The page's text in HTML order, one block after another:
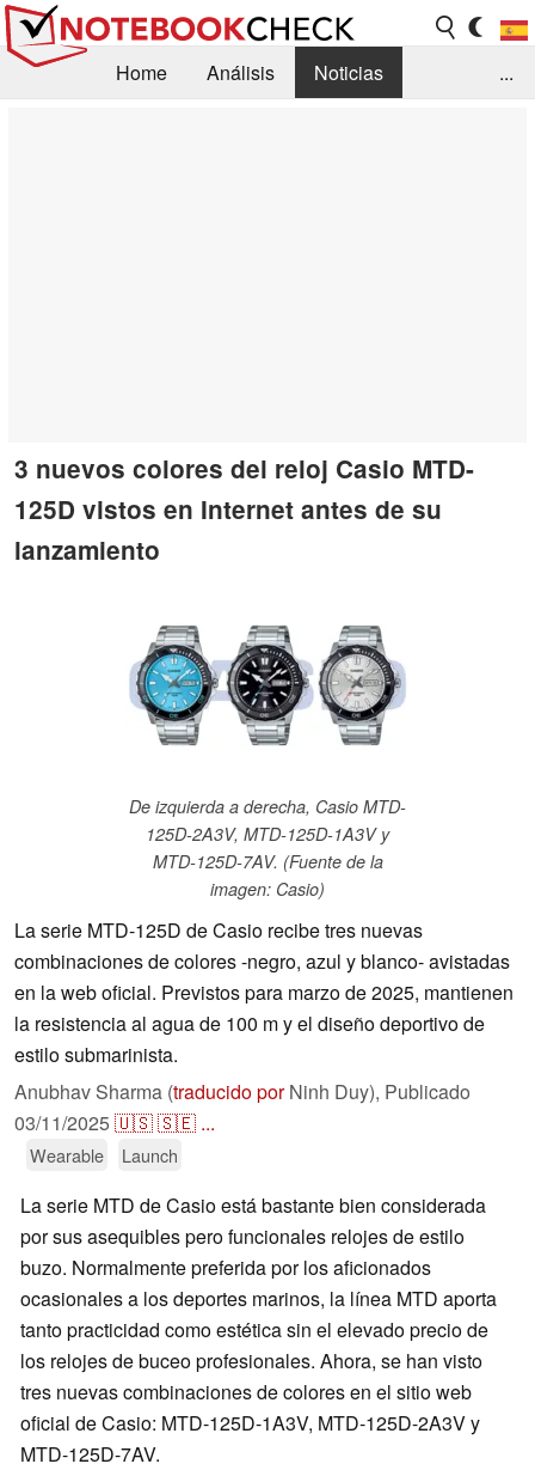
Home Análisis
Noticias
...
3 nuevos colores del reloj Casio MTD-
125D vistos en Internet antes de su
lanzamiento
De izquierda a derecha, Casio MTD-
125D-2A3V, MTD-125D-1A3V y
MTD-125D-7AV. (Fuente de la
imagen: Casio)
La serie MTD-125D de Casio recibe tres nuevas
combinaciones de colores -negro, azul y blanco- avistadas
en la web oficial. Previstos para marzo de 2025, mantienen
la resistencia al agua de 100 m y el diseño deportivo de
estilo submarinista.
Anubhav Sharma (traducido porNinh Duy), Publicado
03/11/2025🇺🇸🇸🇪 ...
Wearable Launch
La serie MTD de Casio está bastante bien considerada
por sus asequibles pero funcionales relojes de estilo
buzo. Normalmente preferida por los aficionados
ocasionales a los deportes marinos, la línea MTD aporta
tanto practicidad como estética sin el elevado precio de
los relojes de buceo profesionales. Ahora, se han visto
tres nuevas combinaciones de colores en el sitio web
oficial de Casio: MTD-125D-1A3V, MTD-125D-2A3V y
MTD-125D-7AV.